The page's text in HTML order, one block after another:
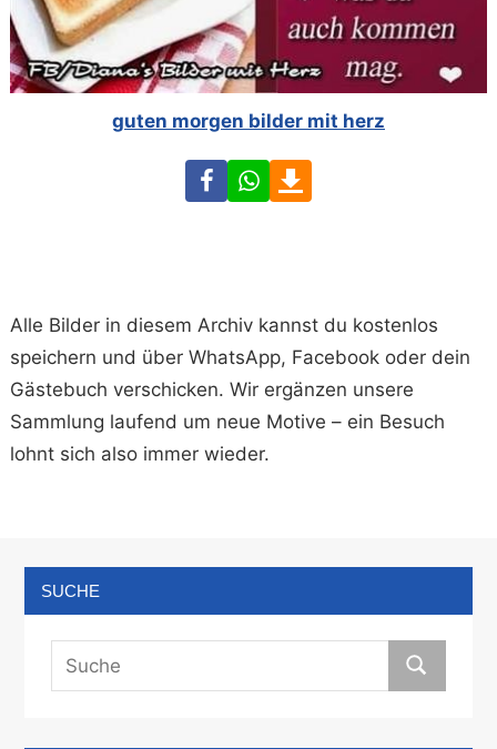
guten morgen bilder mit herz
FacebookWhatsApp
Alle Bilder in diesem Archiv kannst du kostenlos
speichern und über WhatsApp, Facebook oder dein
Gästebuch verschicken. Wir ergänzen unsere
Sammlung laufend um neue Motive – ein Besuch
lohnt sich also immer wieder.
SUCHE